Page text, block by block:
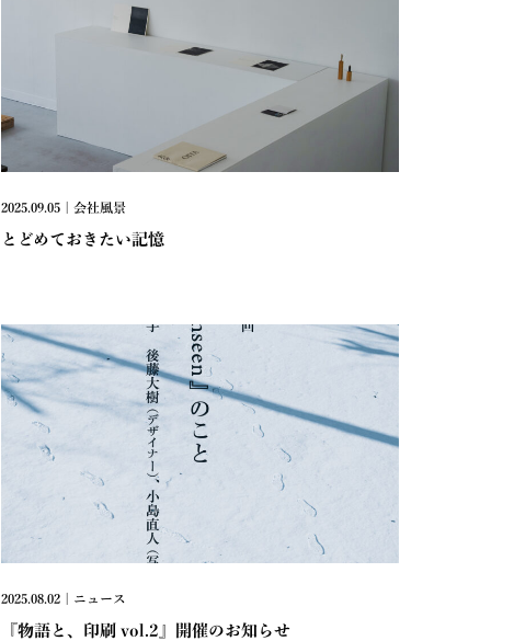
2025.09.05 | 会社風景
とどめておきたい記憶
2025.08.02 | ニュース
『物語と、印刷 vol.2』開催のお知らせ